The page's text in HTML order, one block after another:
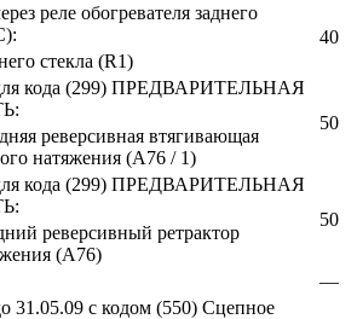
реле обогревателя заднего
40
стекла (R1)
для кода (299) ПРЕДВАРИТЕЛЬНАЯ
50
реверсивная втягивающая
натяжения (A76 / 1)
для кода (299) ПРЕДВАРИТЕЛЬНАЯ
50
реверсивный ретрактор
(A76)
—
31.05.09 с кодом (550) Сцепное